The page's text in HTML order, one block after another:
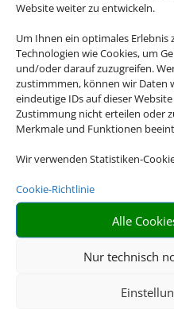
Website weiter zu entwickeln.
Um Ihnen ein optimales
Technologien wie Cookies, um
und/oder darauf zuzugreifen.
zustimmmen, können wir Daten
eindeutige IDs auf dieser
Zustimmung nicht erteilen oder
Merkmale und Funktionen
Wir verwenden Statistiken-
Cookie-Richtlinie
Alle
Nur technisch